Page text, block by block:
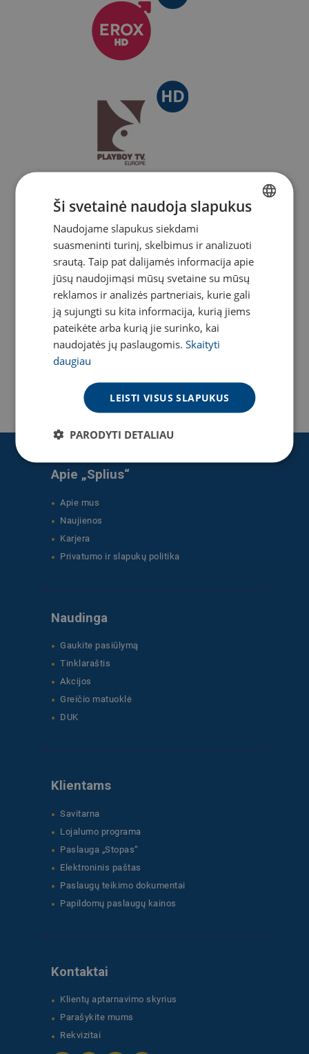
Kaina – 3.69 €/mėn. DOMINA
Apie „Splius“
Apie mus
Naujienos
Karjera
Privatumo ir slapukų politika
Naudinga
Gaukite pasiūlymą
Tinklaraštis
Akcijos
Greičio matuoklė
DUK
Klientams
Savitarna
Lojalumo programa
Paslauga „Stopas“
Elektroninis paštas
Paslaugų teikimo dokumentai
Papildomų paslaugų kainos
Kontaktai
Klientų aptarnavimo skyrius
Parašykite mums
Rekvizitai
ENGLISH
Ši svetainė naudoja slapukus
Naudojame slapukus siekdami
suasmeninti turinį, skelbimus ir analizuoti
srautą. Taip pat dalijamės informacija apie
jūsų naudojimąsi mūsų svetaine su mūsų
reklamos ir analizės partneriais, kurie gali
ją sujungti su kita informacija, kurią jiems
pateikėte arba kurią jie surinko, kai
naudojatės jų paslaugomis. Skaityti
daugiau
LEISTI VISUS SLAPUKUS
PARODYTI DETALIAU